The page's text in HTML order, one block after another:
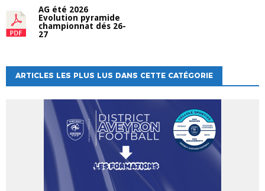
AG été 2026
Evolution pyramide
championnat dés 26-
27
ARTICLES LES PLUS LUS DANS CETTE CATÉGORIE